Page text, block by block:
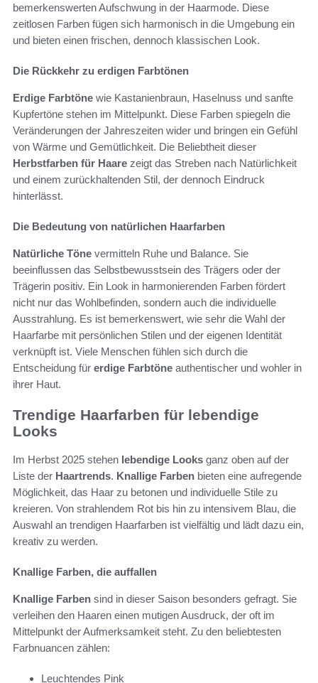
bemerkenswerten Aufschwung in der Haarmode. Diese
zeitlosen Farben fügen sich harmonisch in die Umgebung ein
und bieten einen frischen, dennoch klassischen Look.
Die Rückkehr zu erdigen Farbtönen
Erdige Farbtöne wie Kastanienbraun, Haselnuss und sanfte
Kupfertöne stehen im Mittelpunkt. Diese Farben spiegeln die
Veränderungen der Jahreszeiten wider und bringen ein Gefühl
von Wärme und Gemütlichkeit. Die Beliebtheit dieser
Herbstfarben für Haare zeigt das Streben nach Natürlichkeit
und einem zurückhaltenden Stil, der dennoch Eindruck
hinterlässt.
Die Bedeutung von natürlichen Haarfarben
Natürliche Töne vermitteln Ruhe und Balance. Sie
beeinflussen das Selbstbewusstsein des Trägers oder der
Trägerin positiv. Ein Look in harmonierenden Farben fördert
nicht nur das Wohlbefinden, sondern auch die individuelle
Ausstrahlung. Es ist bemerkenswert, wie sehr die Wahl der
Haarfarbe mit persönlichen Stilen und der eigenen Identität
verknüpft ist. Viele Menschen fühlen sich durch die
Entscheidung für erdige Farbtöne authentischer und wohler in
ihrer Haut.
Trendige Haarfarben für lebendige
Looks
Im Herbst 2025 stehen lebendige Looks ganz oben auf der
Liste der Haartrends. Knallige Farben bieten eine aufregende
Möglichkeit, das Haar zu betonen und individuelle Stile zu
kreieren. Von strahlendem Rot bis hin zu intensivem Blau, die
Auswahl an trendigen Haarfarben ist vielfältig und lädt dazu ein,
kreativ zu werden.
Knallige Farben, die auffallen
Knallige Farben sind in dieser Saison besonders gefragt. Sie
verleihen den Haaren einen mutigen Ausdruck, der oft im
Mittelpunkt der Aufmerksamkeit steht. Zu den beliebtesten
Farbnuancen zählen:
Leuchtendes Pink